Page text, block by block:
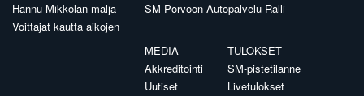
Hannu Mikkolan malja
Voittajat kautta aikojen
SM Porvoon Autopalvelu Ralli
MEDIA
Akkreditointi
Uutiset
TULOKSET
SM-pistetilanne
Livetulokset